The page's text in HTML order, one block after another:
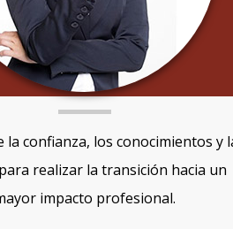
la confianza, los conocimientos y
realizar la transición hacia un
impacto profesional.